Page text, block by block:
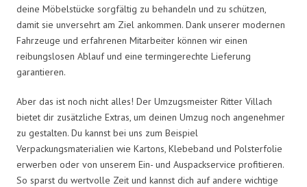
deine Möbelstücke sorgfältig zu behandeln und zu schützen,
damit sie unversehrt am Ziel ankommen. Dank unserer modernen
Fahrzeuge und erfahrenen Mitarbeiter können wir einen
reibungslosen Ablauf und eine termingerechte Lieferung
garantieren.
Aber das ist noch nicht alles! Der Umzugsmeister Ritter Villach
bietet dir zusätzliche Extras, um deinen Umzug noch angenehmer
zu gestalten. Du kannst bei uns zum Beispiel
Verpackungsmaterialien wie Kartons, Klebeband und Polsterfolie
erwerben oder von unserem Ein- und Auspackservice profitieren.
So sparst du wertvolle Zeit und kannst dich auf andere wichtige